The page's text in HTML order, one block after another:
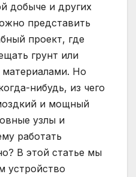
добыче и других
представить
проект, где
грунт или
Но
нибудь, из чего
и мощный
узлы и
работать
В этой статье мы
устройство